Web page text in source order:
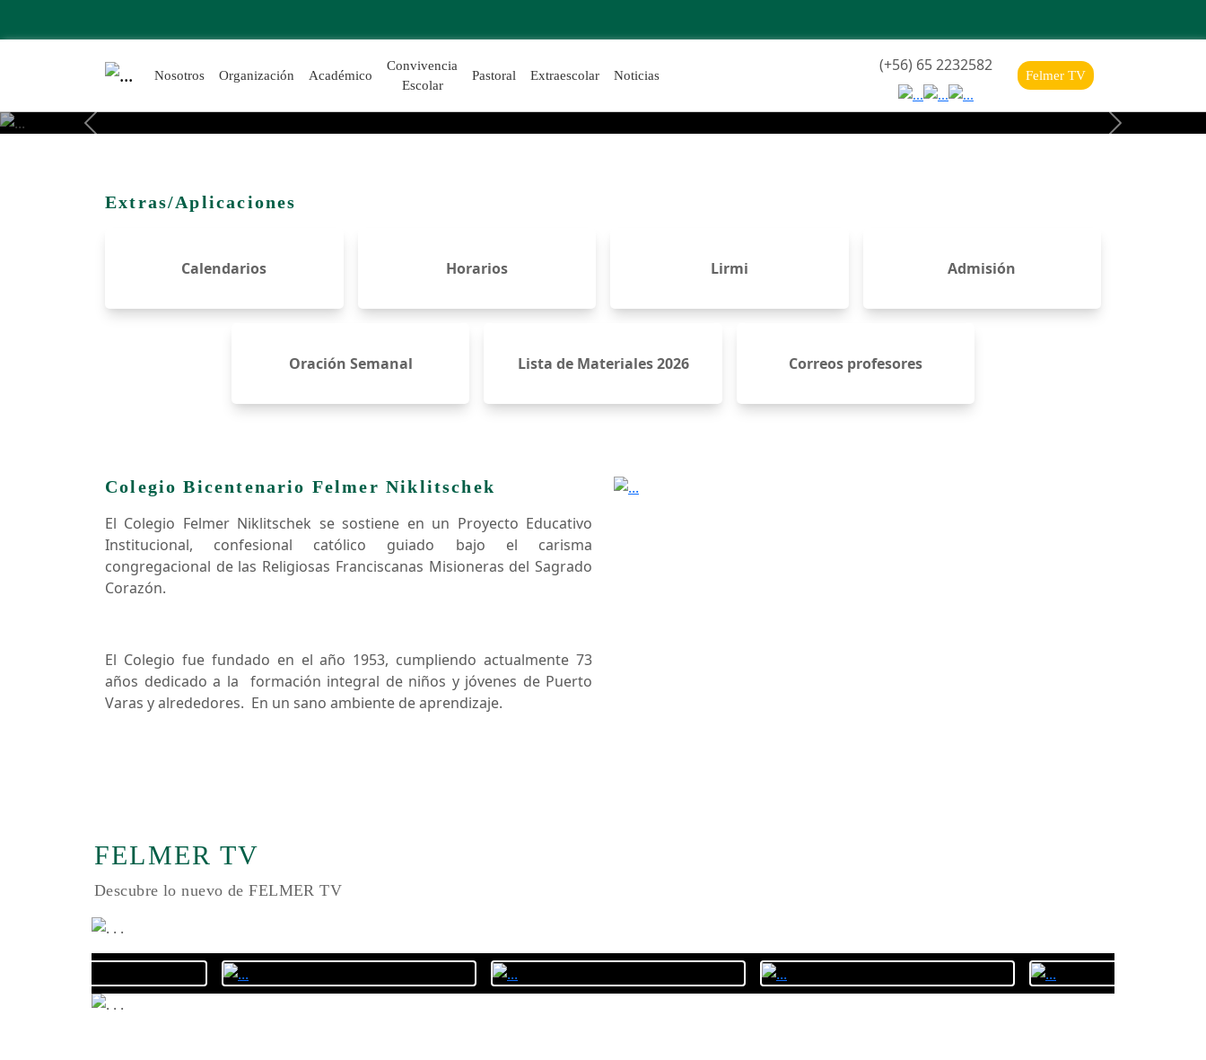
Nosotros Organización Académico
Convivencia
Escolar
Pastoral Extraescolar Noticias
(+56) 65 2232582
Felmer TV
Colegio Bicentenario Felmer Niklitschek
Previous Next
Extras/Aplicaciones
Calendarios Horarios Lirmi Admisión
Oración Semanal Lista de Materiales 2026 Correos profesores
Colegio Bicentenario Felmer Niklitschek
El Colegio Felmer Niklitschek se sostiene en un Proyecto Educativo
Institucional, confesional católico guiado bajo el carisma
congregacional de las Religiosas Franciscanas Misioneras del Sagrado
Corazón.
El Colegio fue fundado en el año 1953, cumpliendo actualmente 73
años dedicado a la formación integral de niños y jóvenes de Puerto
Varas y alrededores. En un sano ambiente de aprendizaje.
FELMER TV
Descubre lo nuevo de FELMER TV